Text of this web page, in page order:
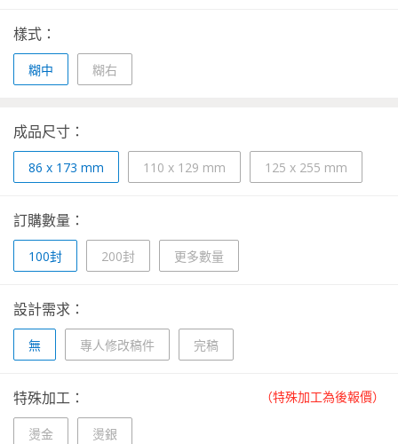
樣式：
糊中 糊右
成品尺寸：
86 x 173 mm 110 x 129 mm 125 x 255 mm
訂購數量：
100封 200封 更多數量
設計需求：
無 專人修改稿件 完稿
特殊加工： （特殊加工為後報價）
燙金 燙銀